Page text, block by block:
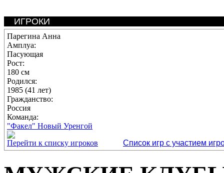
ИГРОКИ
Парегина Анна
Амплуа:
Пасующая
Рост:
180 см
Родился:
1985 (41 лет)
Гражданство:
Россия
Команда:
"Факел" Новый Уренгой
Перейти к списку игроков
Список игр с участием